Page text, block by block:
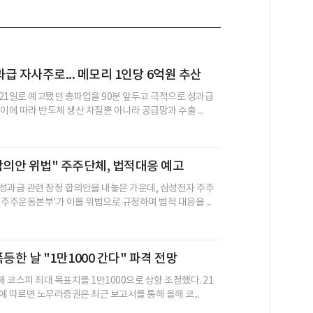
급 자사주로... 메모리 1인당 6억원 추산
일로 예고됐던 총파업을 90분 앞두고 극적으로 성과급
에 따라 반도체 생산 차질뿐 아니라 공급망과 수출 ...
안 위법" 주주단체, 법적대응 예고
과급 관련 잠정 합의안을 내놓은 가운데, 삼성전자 주주
주운동본부’가 이를 위법으로 규정하며 법적 대응을 ...
한 날 "1만1000 간다" 파격 전망
코스피 최대 목표치를 1만1000으로 상향 조정했다. 21
따르면 노무라증권은 최근 보고서를 통해 올해 코...